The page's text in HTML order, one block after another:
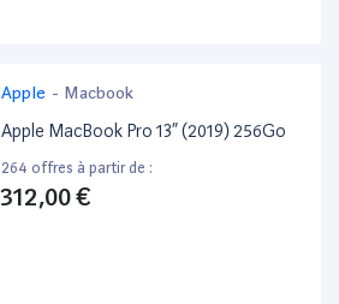
Apple - Macbook
Apple MacBook Pro 13” (2019) 256Go
264 offres à partir de :
312,00 €